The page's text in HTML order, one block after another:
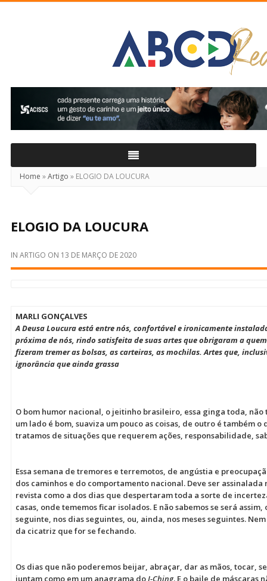
Home »Artigo » ELOGIO DA LOUCURA
ELOGIO DA LOUCURA
IN ARTIGO ON 13 DE MARÇO DE 2020
MARLI GONÇALVES
A Deusa Loucura está entre nós, confortável e ironicamente
próxima de nós, rindo satisfeita de suas artes que obrigaram a
fizeram tremer as bolsas, as carteiras, as mochilas. Artes que,
ignorância que ainda grassa
O bom humor nacional, o jeitinho brasileiro, essa ginga toda, não
um lado é bom, suaviza um pouco as coisas, de outro é também
tratamos de situações que requerem ações, responsabilidade,
Essa semana de tremores e terremotos, de angústia e
dos caminhos e do comportamento nacional. Deve ser
revista como a dos dias que despertaram toda a sorte de
casas, onde tememos ficar isolados. E não sabemos se será
seguinte, nos dias seguintes, ou, ainda, nos meses seguintes.
da cicatriz que for se fechando.
Os dias que não poderemos beijar, abraçar, dar as mãos, tocar,
juntam como em um anagrama doI-Ching. E o baile de máscaras